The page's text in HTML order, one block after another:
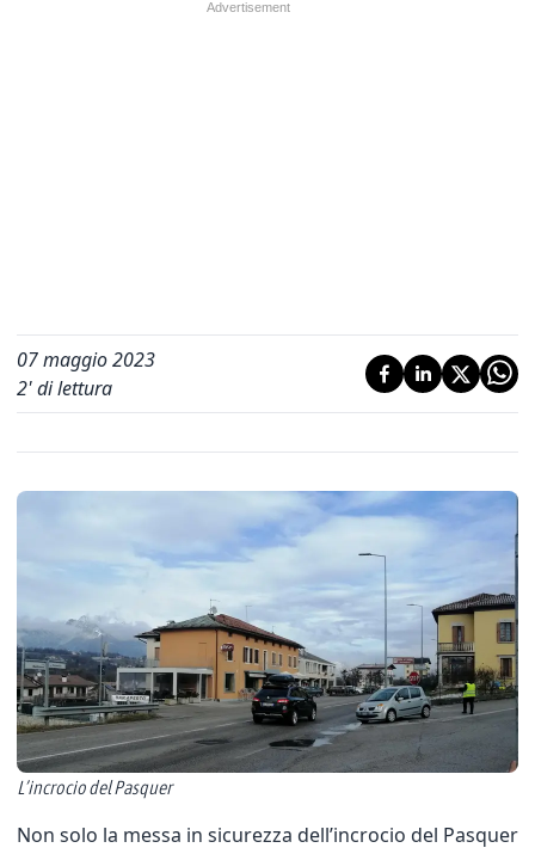
07 maggio 2023
2' di lettura
L’incrocio del Pasquer
Non solo la messa in sicurezza dell’incrocio del Pasquer